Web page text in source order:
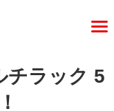
チラック 5